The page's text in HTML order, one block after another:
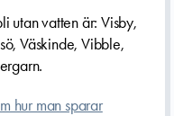
utan vatten är: Visby,
Väskinde, Vibble,
hur man sparar